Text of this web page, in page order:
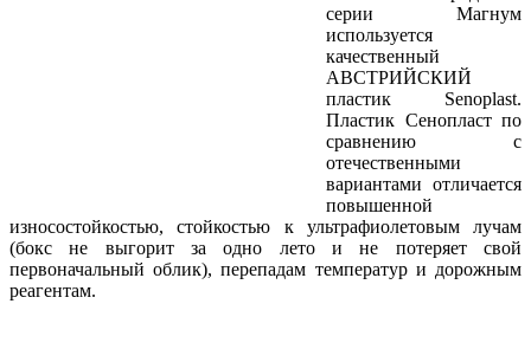
серии Магнум
используется
качественный
АВСТРИЙСКИЙ
пластик Senoplast.
Пластик Сенопласт по
сравнению с
отечественными
вариантами отличается
повышенной
износостойкостью, стойкостью к ультрафиолетовым лучам
(бокс не выгорит за одно лето и не потеряет свой
первоначальный облик), перепадам температур и дорожным
реагентам.